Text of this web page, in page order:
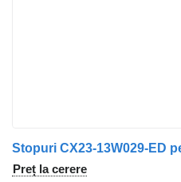
Preț la cerere